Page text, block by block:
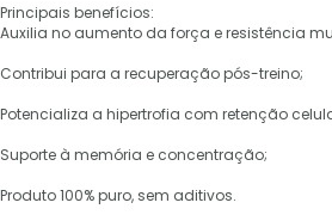
Principais benefícios:
Auxilia no aumento da força e resistência
Contribui para a recuperação pós-treino;
Potencializa a hipertrofia com retenção
Suporte à memória e concentração;
Produto 100% puro, sem aditivos.